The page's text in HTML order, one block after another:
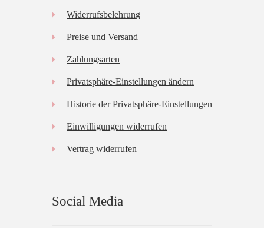
Widerrufsbelehrung
Preise und Versand
Zahlungsarten
Privatsphäre-Einstellungen ändern
Historie der Privatsphäre-Einstellungen
Einwilligungen widerrufen
Vertrag widerrufen
Social Media